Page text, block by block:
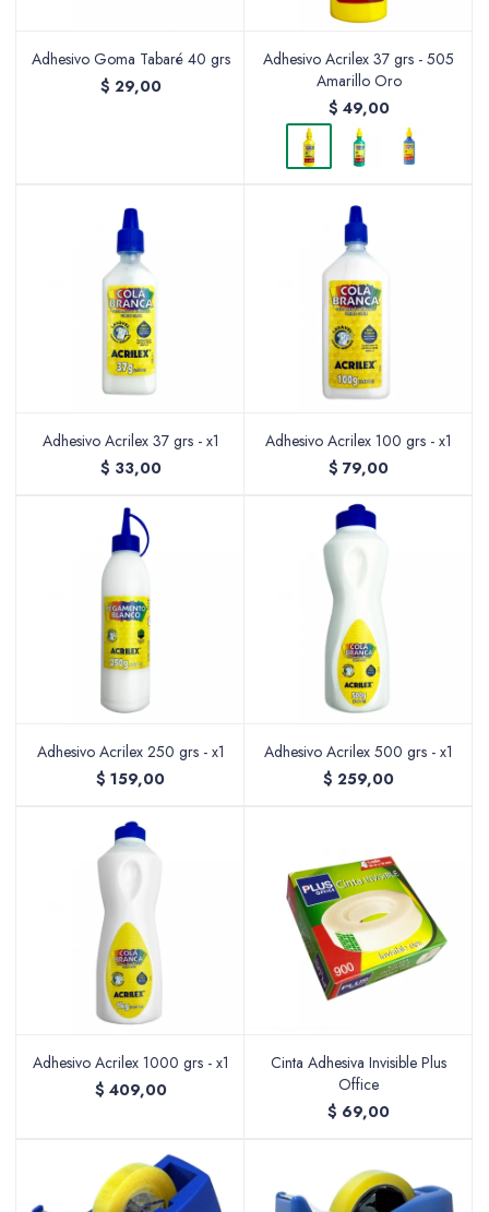
Adhesivo Goma Tabaré 40 grs
$ 29,00
Adhesivo Acrilex 37 grs - 505
Amarillo Oro
$ 49,00
Adhesivo Acrilex 37 grs - x1
$ 33,00
Adhesivo Acrilex 100 grs - x1
$ 79,00
Adhesivo Acrilex 250 grs - x1
$ 159,00
Adhesivo Acrilex 500 grs - x1
$ 259,00
Adhesivo Acrilex 1000 grs - x1
$ 409,00
Cinta Adhesiva Invisible Plus
Office
$ 69,00